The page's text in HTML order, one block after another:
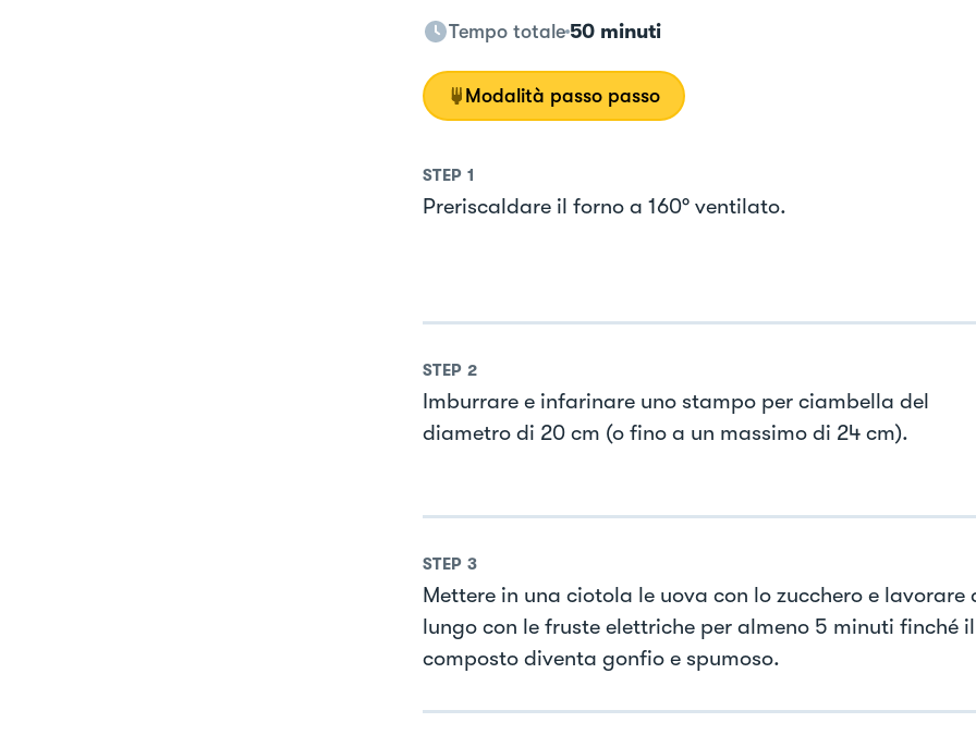
Tempo totale 50 minuti
Modalità passo passo
STEP 1
Preriscaldare il forno a 160° ventilato.
STEP 2
Imburrare e infarinare uno stampo per ciambella del
diametro di 20 cm (o fino a un massimo di 24 cm).
STEP 3
Mettere in una ciotola le uova con lo zucchero e lavorare
lungo con le fruste elettriche per almeno 5 minuti finché il
composto diventa gonfio e spumoso.